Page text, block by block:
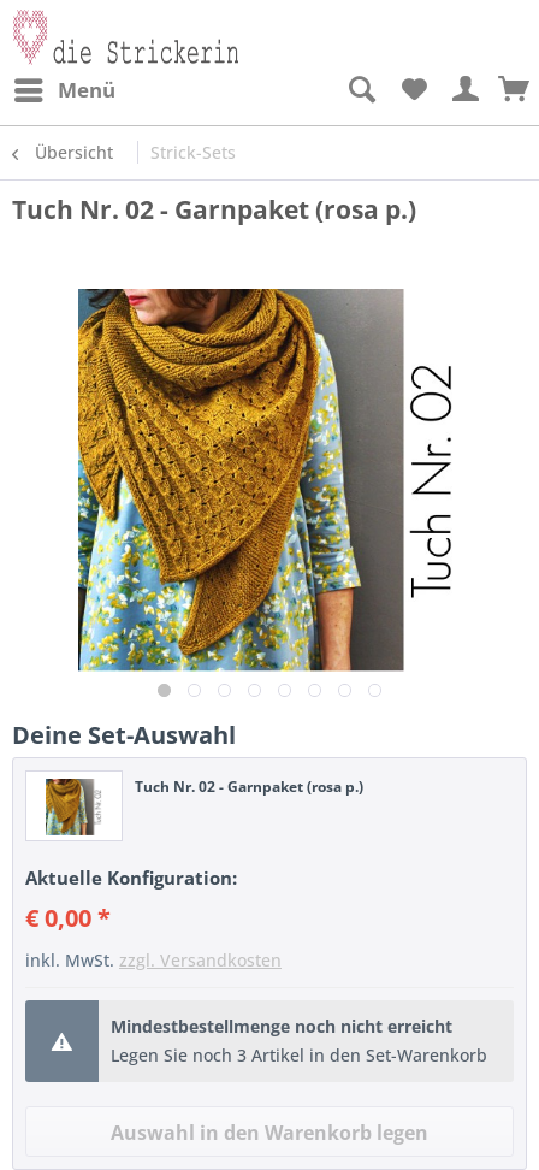
Menü
Übersicht Strick-Sets
Tuch Nr. 02 - Garnpaket (rosa p.)
Deine Set-Auswahl
Tuch Nr. 02 - Garnpaket (rosa p.)
Aktuelle Konfiguration:
€ 0,00 *
inkl. MwSt. zzgl. Versandkosten
Mindestbestellmenge noch nicht erreicht
Legen Sie noch 3 Artikel in den Set-Warenkorb